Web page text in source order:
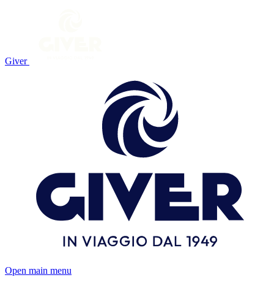
Giver
Open main menu